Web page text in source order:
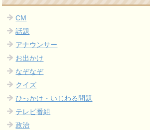
CM
話題
アナウンサー
お出かけ
なぞなぞ
クイズ
ひっかけ・いじわる問題
テレビ番組
政治